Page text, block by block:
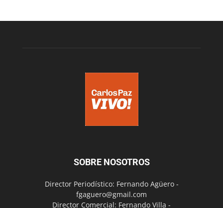
SOBRE NOSOTROS
Director Periodístico: Fernando Agüero -
fgaguero@gmail.com
Director Comercial: Fernando Villa -